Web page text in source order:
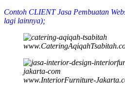
Contoh CLIENT Jasa Pembuatan
lagi lainnya);
www.InteriorFurniture-